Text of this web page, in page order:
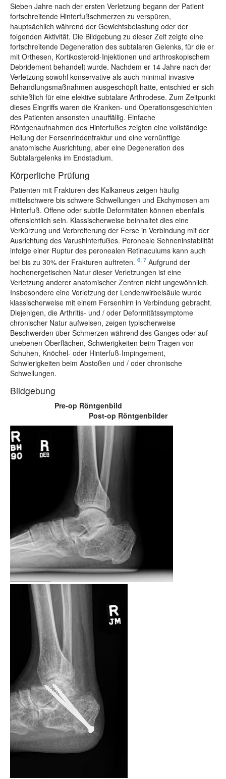
Sieben Jahre nach der ersten Verletzung begann der Patient
fortschreitende Hinterfußschmerzen zu verspüren,
hauptsächlich während der Gewichtsbelastung oder der
folgenden Aktivität. Die Bildgebung zu dieser Zeit zeigte eine
fortschreitende Degeneration des subtalaren Gelenks, für die er
mit Orthesen, Kortikosteroid-Injektionen und arthroskopischem
Debridement behandelt wurde. Nachdem er 14 Jahre nach der
Verletzung sowohl konservative als auch minimal-invasive
Behandlungsmaßnahmen ausgeschöpft hatte, entschied er sich
schließlich für eine elektive subtalare Arthrodese. Zum Zeitpunkt
dieses Eingriffs waren die Kranken- und Operationsgeschichten
des Patienten ansonsten unauffällig. Einfache
Röntgenaufnahmen des Hinterfußes zeigten eine vollständige
Heilung der Fersenrindenfraktur und eine vernünftige
anatomische Ausrichtung, aber eine Degeneration des
Subtalargelenks im Endstadium.
Körperliche Prüfung
Patienten mit Frakturen des Kalkaneus zeigen häufig
mittelschwere bis schwere Schwellungen und Ekchymosen am
Hinterfuß. Offene oder subtile Deformitäten können ebenfalls
offensichtlich sein. Klassischerweise beinhaltet dies eine
Verkürzung und Verbreiterung der Ferse in Verbindung mit der
Ausrichtung des Varushinterfußes. Peroneale Sehneninstabilität
infolge einer Ruptur des peronealen Retinaculums kann auch
bei bis zu 30% der Frakturen auftreten. 6, 7 Aufgrund der
hochenergetischen Natur dieser Verletzungen ist eine
Verletzung anderer anatomischer Zentren nicht ungewöhnlich.
Insbesondere eine Verletzung der Lendenwirbelsäule wurde
klassischerweise mit einem Fersenhirn in Verbindung gebracht.
Diejenigen, die Arthritis- und / oder Deformitätssymptome
chronischer Natur aufweisen, zeigen typischerweise
Beschwerden über Schmerzen während des Ganges oder auf
unebenen Oberflächen, Schwierigkeiten beim Tragen von
Schuhen, Knöchel- oder Hinterfuß-Impingement,
Schwierigkeiten beim Abstoßen und / oder chronische
Schwellungen.
Bildgebung
Pre-op Röntgenbild
Post-op Röntgenbilder